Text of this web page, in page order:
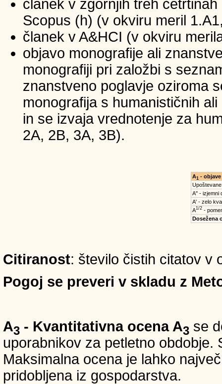
članek v zgornjih treh
Scopus (h) (v okviru meril
članek v A&HCI (v okviru
objavo monografije ali
monografiji pri založbi s
znanstveno poglavje oziroma
monografija s humanističnih
in se izvaja vrednotenje za
2A, 2B, 3A, 3B).
A1 - objave
A'' - izjemni
A' - zelo
A1/2-
Dosežena
Citiranost: število čistih citatov v
Pogoj se preveri v skladu z
A3 - Kvantitativna ocena A3 se
uporabnikov za petletno obdobje.
Maksimalna ocena je lahko
pridobljena iz gospodarstva.